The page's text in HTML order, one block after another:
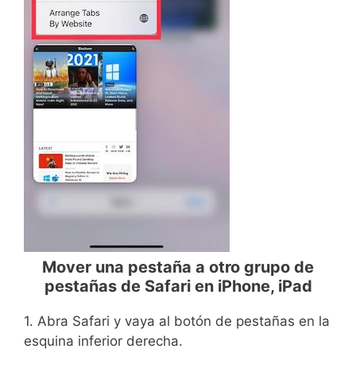
Mover una pestaña a otro grupo de
pestañas de Safari en iPhone, iPad
1. Abra Safari y vaya al botón de pestañas en la
esquina inferior derecha.